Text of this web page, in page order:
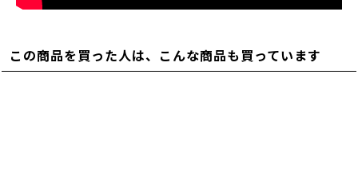
この商品を買った人は、こんな商品も買っています